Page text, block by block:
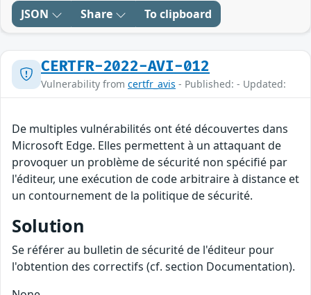
JSON Share To clipboard
CERTFR-2022-AVI-012
Vulnerability from certfr_avis - Published: - Updated:
De multiples vulnérabilités ont été découvertes dans
Microsoft Edge. Elles permettent à un attaquant de
provoquer un problème de sécurité non spécifié par
l'éditeur, une exécution de code arbitraire à distance et
un contournement de la politique de sécurité.
Solution
Se référer au bulletin de sécurité de l'éditeur pour
l'obtention des correctifs (cf. section Documentation).